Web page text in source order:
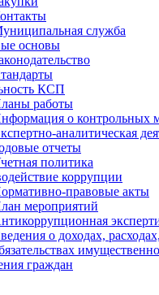
служба
основы
КСП
работы
о контрольных
аналитическая
отчеты
политика
коррупции
правовые акты
мероприятий
о доходах,
граждан